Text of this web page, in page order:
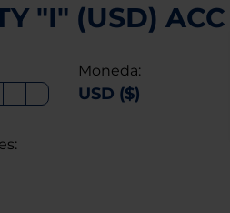
"I" (USD) ACC
Moneda:
USD ($)